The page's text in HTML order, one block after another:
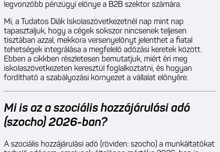
legvonzóbb pénzügyi előnye a B2B szektor számára.
Mi, a Tudatos Diák Iskolaszövetkezetnél nap mint nap
tapasztaljuk, hogy a cégek sokszor nincsenek teljesen
tisztában azzal, mekkora versenyelőnyt jelenthet a fiatal
tehetségek integrálása a megfelelő adózási keretek között.
Ebben a cikkben részletesen bemutatjuk, miért éri meg
iskolaszövetkezeten keresztül foglalkoztatni, és hogyan
fordítható a szabályozási környezet a vállalat előnyére.
Mi is az a szociális hozzájárulási adó
(szocho) 2026-ban?
A szociális hozzájárulási adó (röviden: szocho) a munkáltatókat